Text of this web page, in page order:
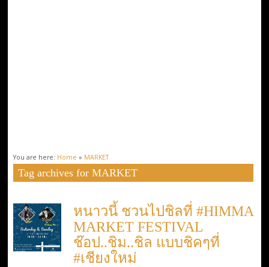
You are here: Home » MARKET
Tag archives for MARKET
หนาวนี้ ชวนไปชิลที่ #HIMMA
MARKET FESTIVAL
ช๊อป..ชิม..ชิล แบบชิคๆที่
#เชียงใหม่